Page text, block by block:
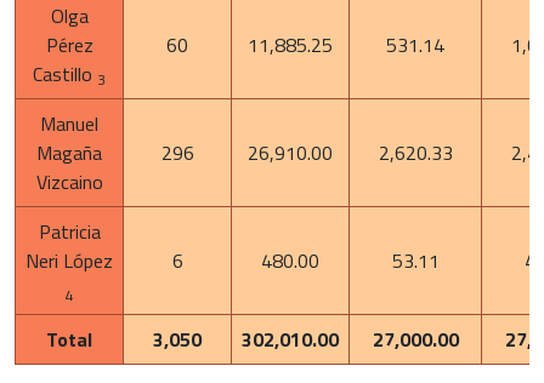
Olga
Pérez
Castillo 3
60 11,885.25 531.14
Manuel
Magaña
Vizcaino
296 26,910.00 2,620.33
Patricia
Neri López
4
6 480.00 53.11
Total 3,050 302,010.00 27,000.00